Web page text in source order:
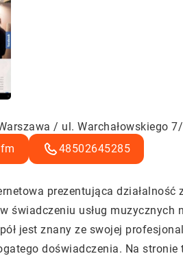
/ ul. Warchałowskiego
48502645285
prezentująca działalność
świadczeniu usług muzycznych
jest znany ze swojej
doświadczenia. Na